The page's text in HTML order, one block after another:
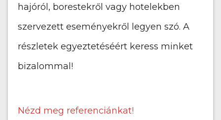
hajóról, borestekről vagy hotelekben
szervezett eseményekről legyen szó. A
részletek egyeztetéséért keress minket
bizalommal!
Nézd meg referenciánkat!